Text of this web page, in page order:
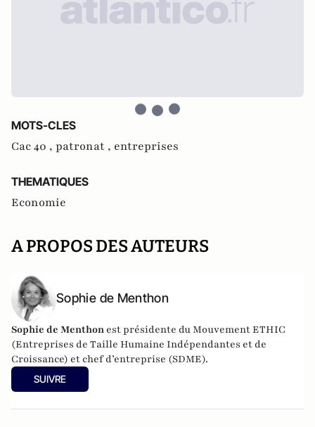
MOTS-CLES
Cac 40 , patronat , entreprises
THEMATIQUES
Economie
A PROPOS DES AUTEURS
Sophie de Menthon
Sophie de Menthon est présidente du Mouvement ETHIC
(Entreprises de Taille Humaine Indépendantes et de
Croissance) et chef d’entreprise (SDME).
SUIVRE